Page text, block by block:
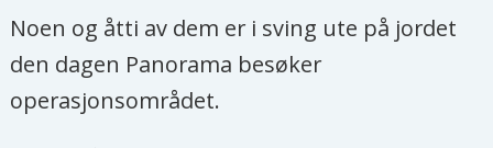
annet bruk av teknisk utstyr (for
eksempel droner) og hunder for å
fastslå minefeltets grenser.
Noen og åtti av dem er i sving ute på jordet
den dagen Panorama besøker
operasjonsområdet.